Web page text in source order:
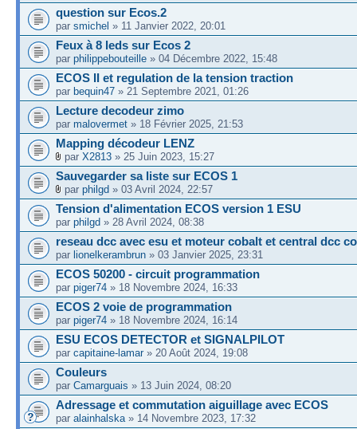
question sur Ecos.2
par smichel » 11 Janvier 2022, 20:01
Feux à 8 leds sur Ecos 2
par philippebouteille » 04 Décembre 2022, 15:48
ECOS II et regulation de la tension traction
par bequin47 » 21 Septembre 2021, 01:26
Lecture decodeur zimo
par malovermet » 18 Février 2025, 21:53
Mapping décodeur LENZ
par X2813 » 25 Juin 2023, 15:27
Sauvegarder sa liste sur ECOS 1
par philgd » 03 Avril 2024, 22:57
Tension d'alimentation ECOS version 1 ESU
par philgd » 28 Avril 2024, 08:38
reseau dcc avec esu et moteur cobalt et central dcc
par lionelkerambrun » 03 Janvier 2025, 23:31
ECOS 50200 - circuit programmation
par piger74 » 18 Novembre 2024, 16:33
ECOS 2 voie de programmation
par piger74 » 18 Novembre 2024, 16:14
ESU ECOS DETECTOR et SIGNALPILOT
par capitaine-lamar » 20 Août 2024, 19:08
Couleurs
par Camarguais » 13 Juin 2024, 08:20
Adressage et commutation aiguillage avec ECOS
par alainhalska » 14 Novembre 2023, 17:32